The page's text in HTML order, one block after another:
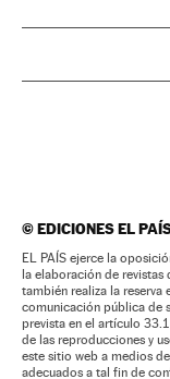
©EDICIONES EL
EL PAÍS ejerce la
la elaboración de
también realiza la
comunicación pública de
prevista en el artículo
de las reproducciones y
este sitio web a medios
adecuados a tal fin de